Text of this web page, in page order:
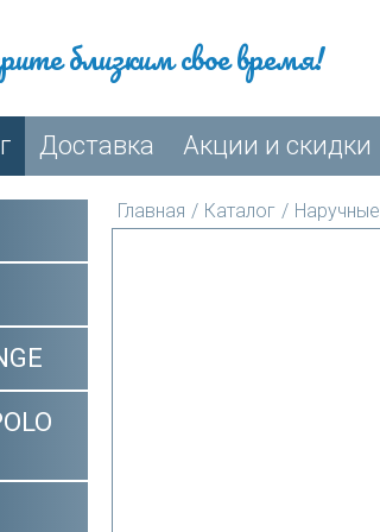
близким свое время!
Доставка Акции и скидки
Главная / Каталог / Наручные